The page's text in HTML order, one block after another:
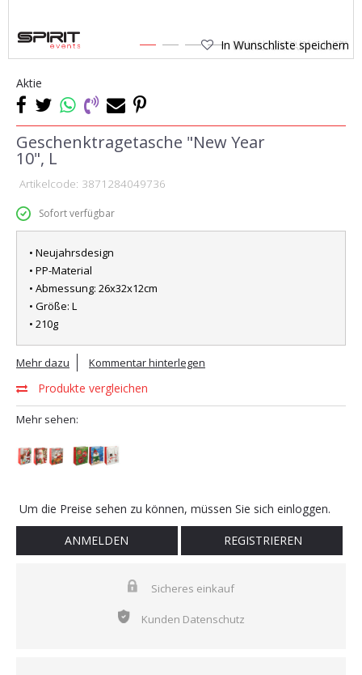
1 2 3 4In Wunschliste speichern
Aktie
Geschenktragetasche "New Year
10", L
Artikelcode: 3871284049736
Sofort verfügbar
• Neujahrsdesign
• PP-Material
• Abmessung: 26x32x12cm
• Größe: L
• 210g
Mehr dazu Kommentar hinterlegen
Produkte vergleichen
Mehr sehen:
Um die Preise sehen zu können, müssen Sie sich einloggen.
ANMELDEN REGISTRIEREN
Sicheres einkauf
Kunden Datenschutz